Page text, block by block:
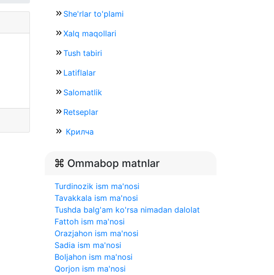
She'rlar to'plami
Xalq maqollari
Tush tabiri
Latiflalar
Salomatlik
Retseplar
Крилча
Ommabop matnlar
Turdinozik ism ma'nosi
Tavakkala ism ma'nosi
Tushda balg'am ko'rsa nimadan dalolat
Fattoh ism ma'nosi
Orazjahon ism ma'nosi
Sadia ism ma'nosi
Boljahon ism ma'nosi
Qorjon ism ma'nosi